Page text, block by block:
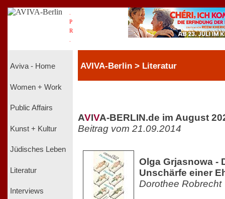
P
R
Aviva - Home
Women + Work
Public Affairs
Kunst + Kultur
Jüdisches Leben
Literatur
Interviews
AVIVA-Berlin > Literatur
AVIVA-BERLIN.de im August
Beitrag vom 21.09.2014
Olga Grjasnowa -
Unschärfe einer
Dorothee Robrecht